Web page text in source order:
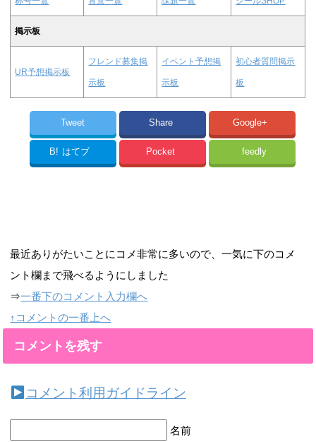
掲示板
UR予想掲示板
フレンド募集掲
示板
イベント予想掲
示板
初心者質問掲示
板
Tweet Share Google+
B! はてブ Pocket feedly
最近ありがたいことにコメ非常に多いので、一気に下のコメ
ント欄まで飛べるようにしました
⇒一番下のコメント入力欄へ
↑コメントの一番上へ
コメントを残す
コメント利用ガイドライン
名前